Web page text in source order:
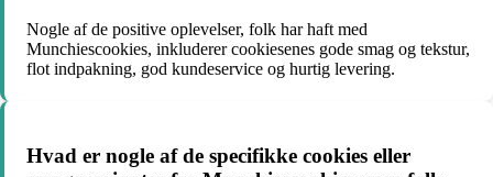
Nogle af de positive oplevelser, folk har haft med
Munchiescookies, inkluderer cookiesenes gode smag og tekstur,
flot indpakning, god kundeservice og hurtig levering.
Hvad er nogle af de specifikke cookies eller